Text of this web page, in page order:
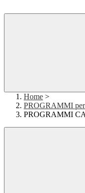
Home >
PROGRAMMI
PROGRAMMI